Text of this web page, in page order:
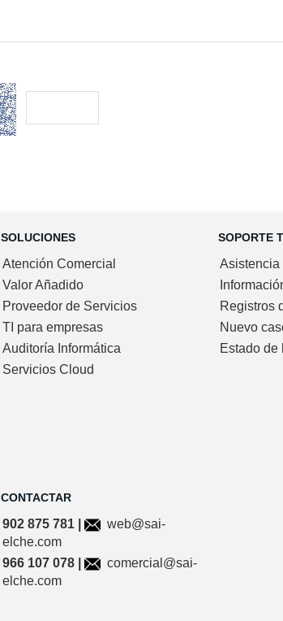
SOLUCIONES
Atención Comercial
Valor Añadido
Proveedor de Servicios
TI para empresas
Auditoría Informática
Servicios Cloud
SOPORTE
Asistencia
Registros
Nuevo
Estado de
CONTACTAR
902 875 781 |
web@sai-
elche.com
966 107 078 |
comercial@sai-
elche.com
Devoluciones